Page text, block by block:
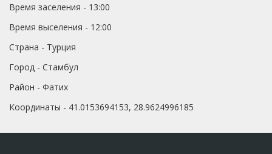
Время заселения - 13:00
Время выселения - 12:00
Страна - Турция
Город - Стамбул
Район - Фатих
Координаты - 41.0153694153, 28.9624996185